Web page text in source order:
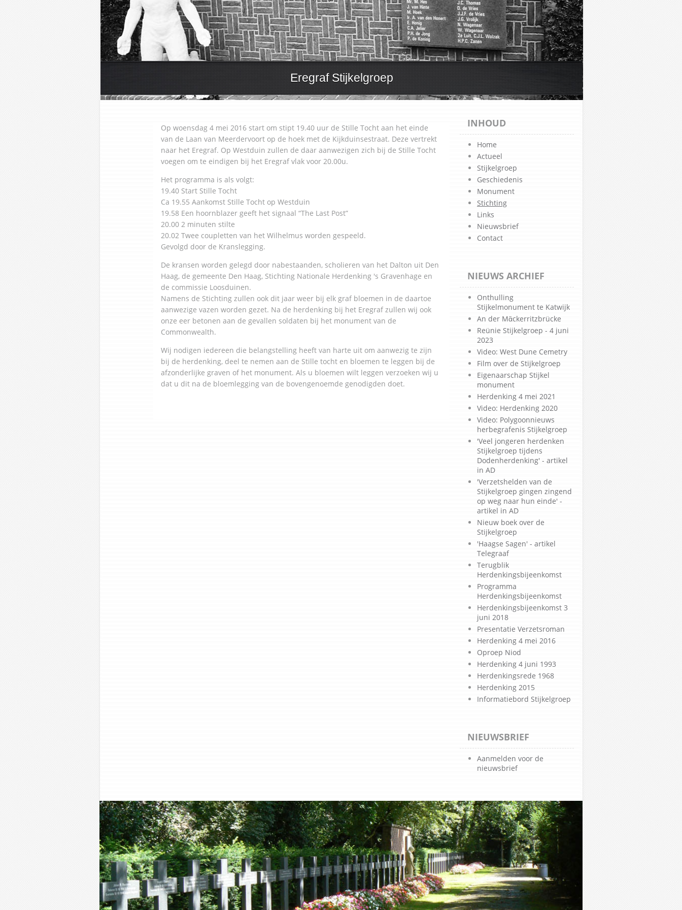
Eregraf Stijkelgroep
Op woensdag 4 mei 2016 start om stipt 19.40 uur de Stille Tocht aan het einde
van de Laan van Meerdervoort op de hoek met de Kijkduinsestraat. Deze vertrekt
naar het Eregraf. Op Westduin zullen de daar aanwezigen zich bij de Stille Tocht
voegen om te eindigen bij het Eregraf vlak voor 20.00u.
Het programma is als volgt:
19.40 Start Stille Tocht
Ca 19.55 Aankomst Stille Tocht op Westduin
19.58 Een hoornblazer geeft het signaal “The Last Post”
20.00 2 minuten stilte
20.02 Twee coupletten van het Wilhelmus worden gespeeld.
Gevolgd door de Kranslegging.
De kransen worden gelegd door nabestaanden, scholieren van het Dalton uit Den
Haag, de gemeente Den Haag, Stichting Nationale Herdenking 's Gravenhage en
de commissie Loosduinen.
Namens de Stichting zullen ook dit jaar weer bij elk graf bloemen in de daartoe
aanwezige vazen worden gezet. Na de herdenking bij het Eregraf zullen wij ook
onze eer betonen aan de gevallen soldaten bij het monument van de
Commonwealth.
Wij nodigen iedereen die belangstelling heeft van harte uit om aanwezig te zijn
bij de herdenking, deel te nemen aan de Stille tocht en bloemen te leggen bij de
afzonderlijke graven of het monument. Als u bloemen wilt leggen verzoeken wij u
dat u dit na de bloemlegging van de bovengenoemde genodigden doet.
INHOUD
Home
Actueel
Stijkelgroep
Geschiedenis
Monument
Stichting
Links
Nieuwsbrief
Contact
NIEUWS ARCHIEF
Onthulling
Stijkelmonument te Katwijk
An der Mἂckerritzbrücke
Reünie Stijkelgroep - 4 juni
2023
Video: West Dune Cemetry
Film over de Stijkelgroep
Eigenaarschap Stijkel
monument
Herdenking 4 mei 2021
Video: Herdenking 2020
Video: Polygoonnieuws
herbegrafenis Stijkelgroep
'Veel jongeren herdenken
Stijkelgroep tijdens
Dodenherdenking' - artikel
in AD
'Verzetshelden van de
Stijkelgroep gingen zingend
op weg naar hun einde' -
artikel in AD
Nieuw boek over de
Stijkelgroep
'Haagse Sagen' - artikel
Telegraaf
Terugblik
Herdenkingsbijeenkomst
Programma
Herdenkingsbijeenkomst
Herdenkingsbijeenkomst 3
juni 2018
Presentatie Verzetsroman
Herdenking 4 mei 2016
Oproep Niod
Herdenking 4 juni 1993
Herdenkingsrede 1968
Herdenking 2015
Informatiebord Stijkelgroep
NIEUWSBRIEF
Aanmelden voor de
nieuwsbrief